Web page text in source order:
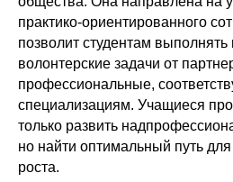
практико-ориентированного
позволит студентам выполнять
волонтерские задачи от
профессиональные,
специализациям. Учащиеся
только развить
но найти оптимальный путь
роста.